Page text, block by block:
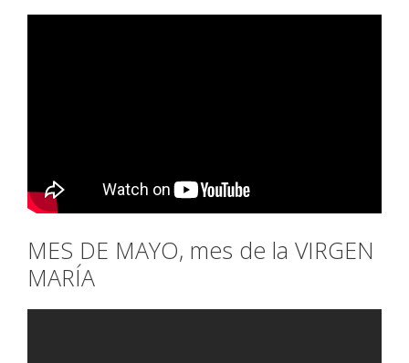
MES DE MAYO, mes de la VIRGEN
MARÍA